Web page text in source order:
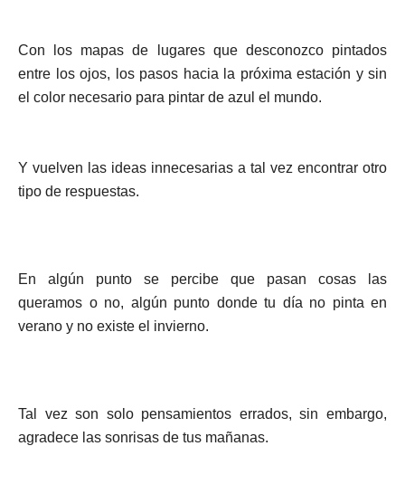
Con los mapas de lugares que desconozco pintados
entre los ojos, los pasos hacia la próxima estación y sin
el color necesario para pintar de azul el mundo.
Y vuelven las ideas innecesarias a tal vez encontrar otro
tipo de respuestas.
En algún punto se percibe que pasan cosas las
queramos o no, algún punto donde tu día no pinta en
verano y no existe el invierno.
Tal vez son solo pensamientos errados, sin embargo,
agradece las sonrisas de tus mañanas.